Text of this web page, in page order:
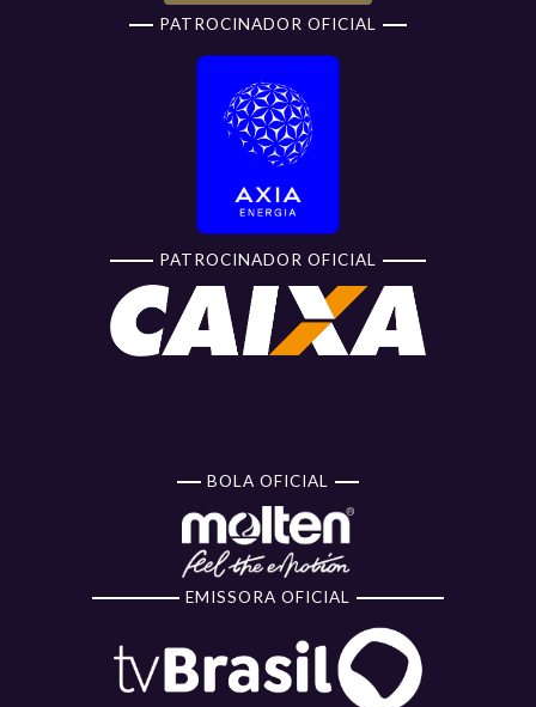
PATROCINADOR OFICIAL
PATROCINADOR OFICIAL
BOLA OFICIAL
EMISSORA OFICIAL